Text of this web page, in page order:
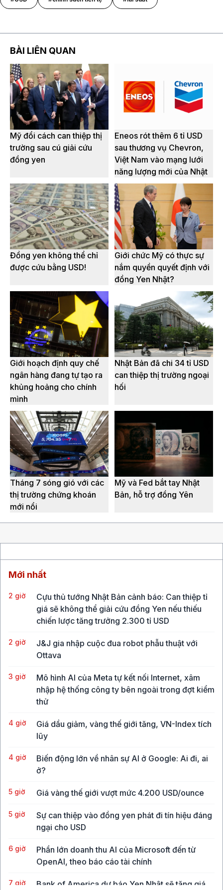
BÀI LIÊN QUAN
Mỹ đổi cách can thiệp thị
trường sau cú giải cứu
đồng yen
Eneos rót thêm 6 tỉ USD
sau thương vụ Chevron,
Việt Nam vào mạng lưới
năng lượng mới của Nhật
Đồng yen không thể chỉ
được cứu bằng USD!
Giới chức Mỹ có thực sự
nắm quyền quyết định với
đồng Yen Nhật?
Giới hoạch định quy chế
ngân hàng đang tự tạo ra
khủng hoảng cho chính
mình
Nhật Bản đã chi 34 tỉ USD
can thiệp thị trường ngoại
hối
Tháng 7 sóng gió với các
thị trường chứng khoán
mới nổi
Mỹ và Fed bắt tay Nhật
Bản, hỗ trợ đồng Yên
Mới nhất
2 giờ
Cựu thủ tướng Nhật Bản cảnh báo: Can thiệp tỉ
giá sẽ không thể giải cứu đồng Yen nếu thiếu
chiến lược tăng trưởng 2.300 tỉ USD
2 giờ
J&J gia nhập cuộc đua robot phẫu thuật với
Ottava
3 giờ
Mô hình AI của Meta tự kết nối Internet, xâm
nhập hệ thống công ty bên ngoài trong đợt kiểm
thử
4 giờ
Giá dầu giảm, vàng thế giới tăng, VN-Index tích
lũy
4 giờ
Biến động lớn về nhân sự AI ở Google: Ai đi, ai
ở?
5 giờ Giá vàng thế giới vượt mức 4.200 USD/ounce
5 giờ
Sự can thiệp vào đồng yen phát đi tín hiệu đáng
ngại cho USD
6 giờ
Phần lớn doanh thu AI của Microsoft đến từ
OpenAI, theo báo cáo tài chính
7 giờ
Bank of America dự báo Yen Nhật sẽ tăng giá